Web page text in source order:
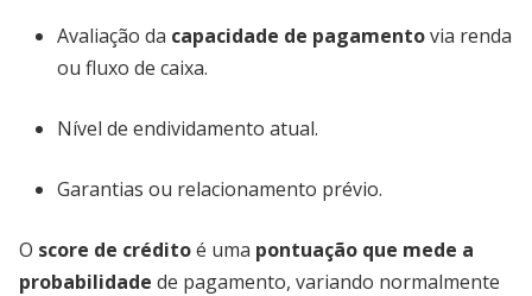
Avaliação da capacidade de pagamentovia renda
ou fluxo de caixa.
Nível de endividamento atual.
Garantias ou relacionamento prévio.
O score de créditoé uma pontuação que mede a
probabilidade de pagamento, variando normalmente